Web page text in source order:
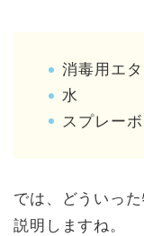
消毒用エ
水
スプレー
では、どういっ
説明しますね。